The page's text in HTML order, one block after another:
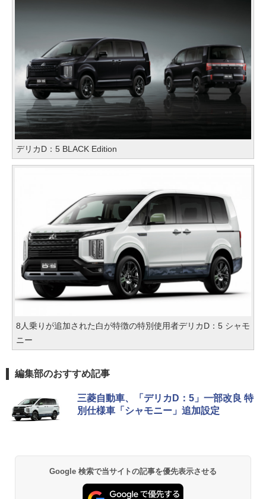
デリカD：5 BLACK Edition
8人乗りが追加された白が特徴の特別使用者デリカD：5 シャモ
ニー
編集部のおすすめ記事
三菱自動車、「デリカD：5」一部改良 特
別仕様車「シャモニー」追加設定
Google 検索で当サイトの記事を優先表示させる